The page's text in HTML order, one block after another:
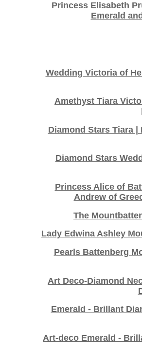
Princess Elisabeth
Emerald
Wedding Victoria of
Amethyst Tiara
Diamond Stars Tiara
Diamond Stars
Princess Alice of
Andrew of
The
Lady Edwina Ashley
Pearls Battenberg
Art Deco-Diamond
Emerald - Brillant
Art-deco Emerald -